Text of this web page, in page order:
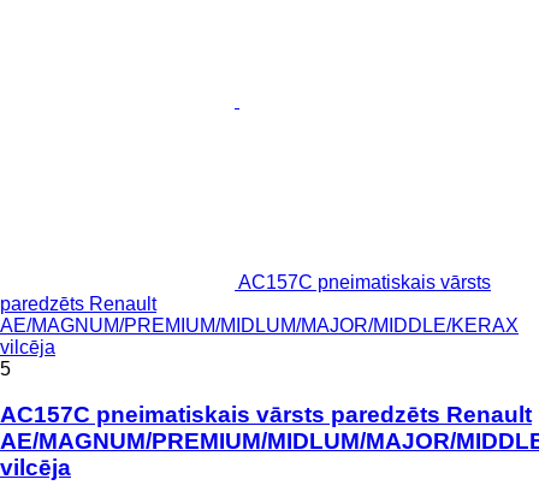
AC157C pneimatiskais vārsts
paredzēts Renault
AE/MAGNUM/PREMIUM/MIDLUM/MAJOR/MIDDLE/KERAX
vilcēja
5
AC157C pneimatiskais vārsts paredzēts Renault
AE/MAGNUM/PREMIUM/MIDLUM/MAJOR/
vilcēja